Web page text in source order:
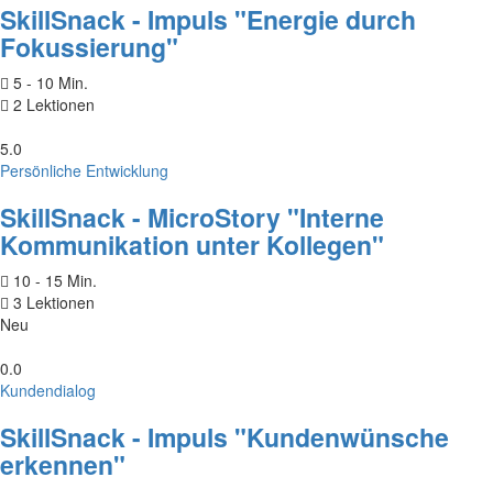
SkillSnack - Impuls "Energie durch
Fokussierung"
5 - 10 Min.
2 Lektionen
5.0
Persönliche Entwicklung
SkillSnack - MicroStory "Interne
Kommunikation unter Kollegen"
10 - 15 Min.
3 Lektionen
Neu
0.0
Kundendialog
SkillSnack - Impuls "Kundenwünsche
erkennen"